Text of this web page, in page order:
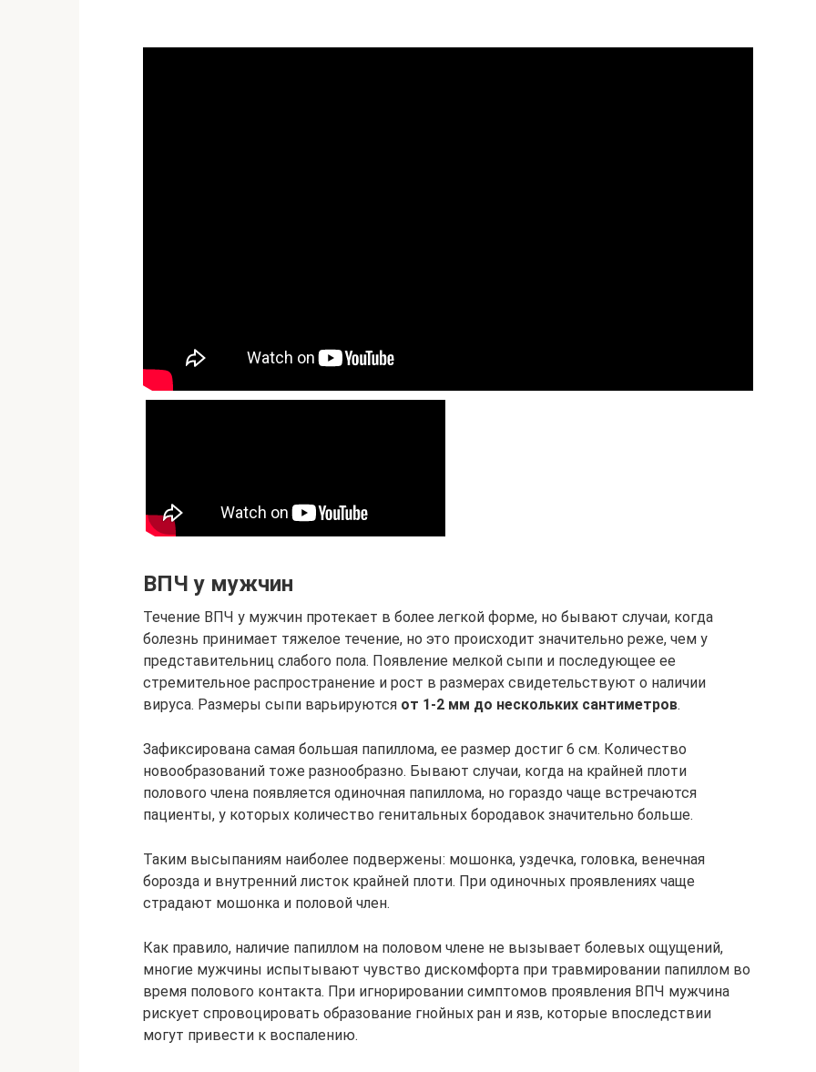
ВПЧ у мужчин
Течение ВПЧ у мужчин протекает в более легкой форме, но бывают случаи, когда
болезнь принимает тяжелое течение, но это происходит значительно реже, чем у
представительниц слабого пола. Появление мелкой сыпи и последующее ее
стремительное распространение и рост в размерах свидетельствуют о наличии
вируса. Размеры сыпи варьируются от 1-2 мм до нескольких сантиметров.
Зафиксирована самая большая папиллома, ее размер достиг 6 см. Количество
новообразований тоже разнообразно. Бывают случаи, когда на крайней плоти
полового члена появляется одиночная папиллома, но гораздо чаще встречаются
пациенты, у которых количество генитальных бородавок значительно больше.
Таким высыпаниям наиболее подвержены: мошонка, уздечка, головка, венечная
борозда и внутренний листок крайней плоти. При одиночных проявлениях чаще
страдают мошонка и половой член.
Как правило, наличие папиллом на половом члене не вызывает болевых ощущений,
многие мужчины испытывают чувство дискомфорта при травмировании папиллом во
время полового контакта. При игнорировании симптомов проявления ВПЧ мужчина
рискует спровоцировать образование гнойных ран и язв, которые впоследствии
могут привести к воспалению.